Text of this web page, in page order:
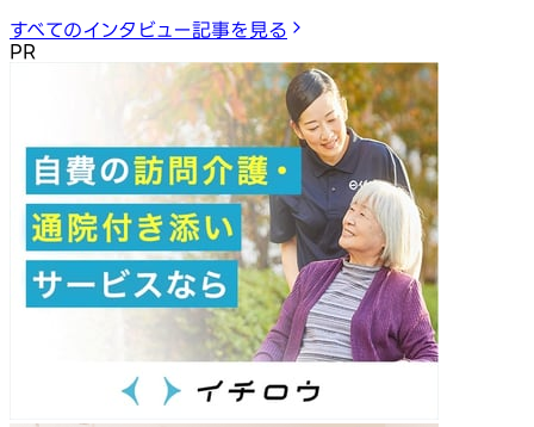
すべてのインタビュー記事を見る
PR